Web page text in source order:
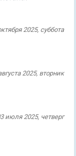
2025, суббота
2025, вторник
июля 2025, четверг